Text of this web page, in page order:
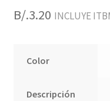
B/.3.20 INCLUYE
Color
Descripción